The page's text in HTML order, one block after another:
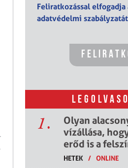
Feliratkozással elfogadja
adatvédelmi szabályzatát
1.
Olyan
vízállása,
erőd is a
HETEK / ONLINE